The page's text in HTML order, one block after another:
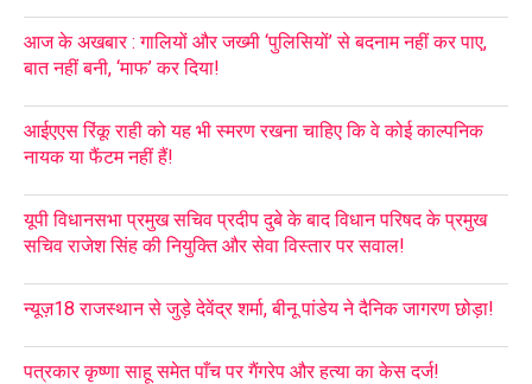
आज के अखबार : गालियों और जख्मी ‘पुलिसियों’ से बदनाम नहीं कर पाए,
बात नहीं बनी, ‘माफ’ कर दिया!
आईएएस रिंकू राही को यह भी स्मरण रखना चाहिए कि वे कोई काल्पनिक
नायक या फैंटम नहीं हैं!
यूपी विधानसभा प्रमुख सचिव प्रदीप दुबे के बाद विधान परिषद के प्रमुख
सचिव राजेश सिंह की नियुक्ति और सेवा विस्तार पर सवाल!
न्यूज़18 राजस्थान से जुड़े देवेंद्र शर्मा, बीनू पांडेय ने दैनिक जागरण छोड़ा!
पत्रकार कृष्णा साहू समेत पाँच पर गैंगरेप और हत्या का केस दर्ज!